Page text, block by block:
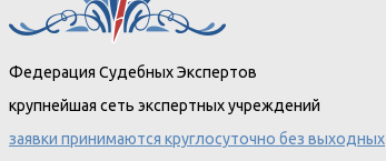
Федерация Судебных Экспертов
крупнейшая сеть экспертных учреждений
заявки принимаются круглосуточно без выходных